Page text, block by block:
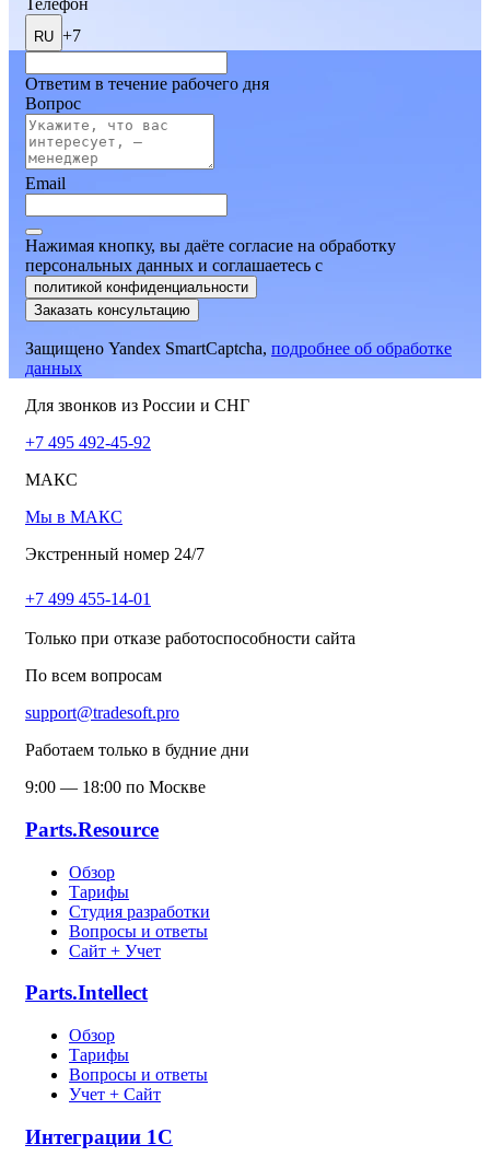
Телефон
RU +7
Ответим в течение рабочего дня
Вопрос
Email
Нажимая кнопку, вы даёте согласие на обработку
персональных данных и соглашаетесь c
политикой конфиденциальности
Заказать консультацию
Защищено Yandex SmartCaptcha, подробнее об обработке
данных
Для звонков из России и СНГ
+7 495 492-45-92
МАКС
Мы в МАКС
Экстренный номер 24/7
+7 499 455-14-01
Только при отказе работоспособности сайта
По всем вопросам
support@tradesoft.pro
Работаем только в будние дни
9:00 — 18:00 по Москве
Parts.Resource
Обзор
Тарифы
Студия разработки
Вопросы и ответы
Сайт + Учет
Parts.Intellect
Обзор
Тарифы
Вопросы и ответы
Учет + Сайт
Интеграции 1С